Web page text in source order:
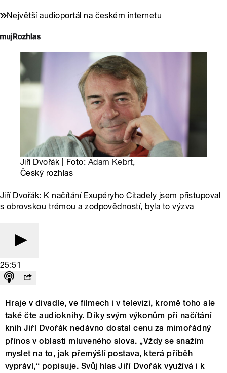
Největší audioportál na českém internetu
Jiří Dvořák | Foto: Adam Kebrt,
Český rozhlas
Jiří Dvořák: K načítání Exupéryho Citadely jsem přistupoval
s obrovskou trémou a zodpovědností, byla to výzva
25:51
Hraje v divadle, ve filmech i v televizi, kromě toho ale
také čte audioknihy. Díky svým výkonům při načítání
knih Jiří Dvořák nedávno dostal cenu za mimořádný
přínos v oblasti mluveného slova. „Vždy se snažím
myslet na to, jak přemýšlí postava, která příběh
vypráví,“ popisuje. Svůj hlas Jiří Dvořák využívá i k